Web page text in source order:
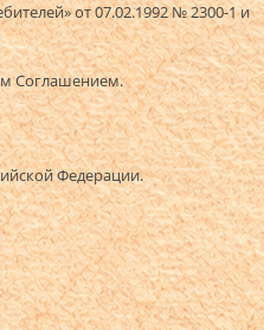
от 07.02.1992 № 2300-1 и
Соглашением.
Федерации.